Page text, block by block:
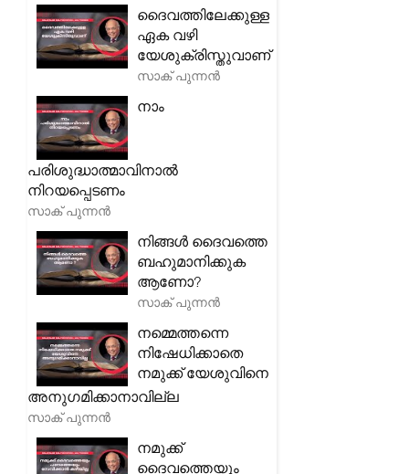
ദൈവത്തിലേക്കുള്ള
ഏക വഴി
യേശുക്രിസ്തുവാണ്
സാക് പുന്നൻ
നാം
പരിശുദ്ധാത്മാവിനാൽ
നിറയപ്പെടണം
സാക് പുന്നൻ
നിങ്ങൾ ദൈവത്തെ
ബഹുമാനിക്കുക
ആണോ?
സാക് പുന്നൻ
നമ്മെത്തന്നെ
നിഷേധിക്കാതെ
നമുക്ക് യേശുവിനെ
അനുഗമിക്കാനാവില്ല
സാക് പുന്നൻ
നമുക്ക്
ദൈവത്തെയും